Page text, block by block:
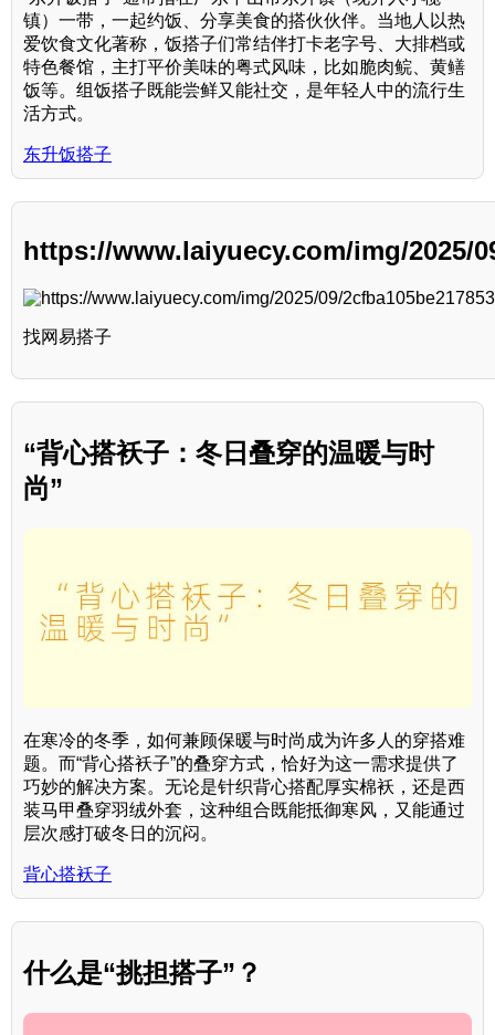
镇）一带，一起约饭、分享美食的搭伙伙伴。当地人以热
爱饮食文化著称，饭搭子们常结伴打卡老字号、大排档或
特色餐馆，主打平价美味的粤式风味，比如脆肉鲩、黄鳝
饭等。组饭搭子既能尝鲜又能社交，是年轻人中的流行生
活方式。
东升饭搭子
https://www.laiyuecy.com/img/2025/
找网易搭子
“背心搭袄子：冬日叠穿的温暖与时
尚”
在寒冷的冬季，如何兼顾保暖与时尚成为许多人的穿搭难
题。而“背心搭袄子”的叠穿方式，恰好为这一需求提供了
巧妙的解决方案。无论是针织背心搭配厚实棉袄，还是西
装马甲叠穿羽绒外套，这种组合既能抵御寒风，又能通过
层次感打破冬日的沉闷。
背心搭袄子
什么是“挑担搭子”？